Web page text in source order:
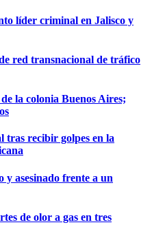
líder criminal en Jalisco y
red transnacional de tráfico
la colonia Buenos Aires;
tras recibir golpes en la
y asesinado frente a un
de olor a gas en tres